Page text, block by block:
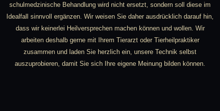
schulmedzinische Behandlung wird nicht ersetzt, sondern soll diese im
Idealfall sinnvoll ergänzen. Wir weisen Sie daher ausdrücklich darauf hin,
dass wir keinerlei Heilversprechen machen können und wollen. Wir
arbeiten deshalb gerne mit Ihrem Tierarzt oder Tierheilpraktiker
zusammen und laden Sie herzlich ein, unsere Technik selbst
auszuprobieren, damit Sie sich Ihre eigene Meinung bilden können.